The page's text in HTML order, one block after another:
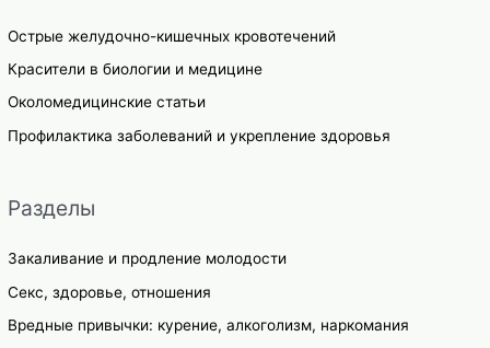
Острые желудочно-кишечных кровотечений
Красители в биологии и медицине
Околомедицинские статьи
Профилактика заболеваний и укрепление здоровья
Разделы
Закаливание и продление молодости
Секс, здоровье, отношения
Вредные привычки: курение, алкоголизм, наркомания